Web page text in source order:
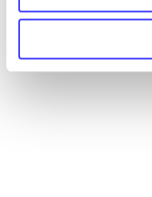
Alle registrerede